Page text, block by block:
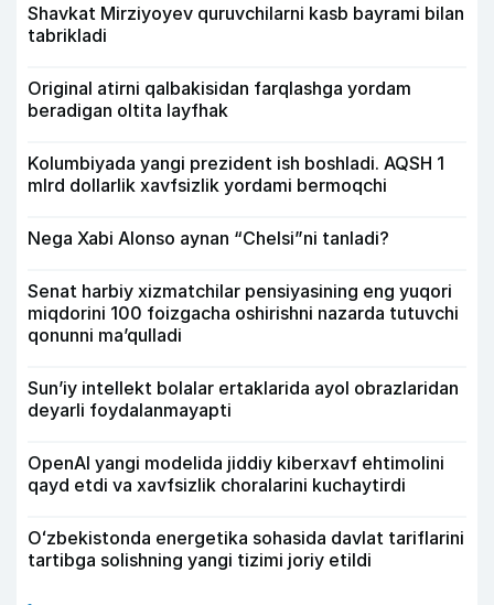
Shavkat Mirziyoyev quruvchilarni kasb bayrami bilan
tabrikladi
Original atirni qalbakisidan farqlashga yordam
beradigan oltita layfhak
Kolumbiyada yangi prezident ish boshladi. AQSH 1
mlrd dollarlik xavfsizlik yordami bermoqchi
Nega Xabi Alonso aynan “Chelsi”ni tanladi?
Senat harbiy xizmatchilar pensiyasining eng yuqori
miqdorini 100 foizgacha oshirishni nazarda tutuvchi
qonunni ma’qulladi
Sun’iy intellekt bolalar ertaklarida ayol obrazlaridan
deyarli foydalanmayapti
OpenAI yangi modelida jiddiy kiberxavf ehtimolini
qayd etdi va xavfsizlik choralarini kuchaytirdi
Oʻzbekistonda energetika sohasida davlat tariflarini
tartibga solishning yangi tizimi joriy etildi